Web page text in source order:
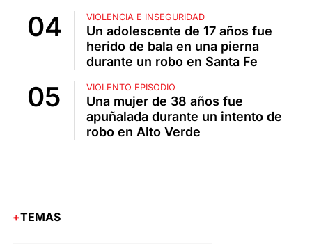
VIOLENCIA E INSEGURIDAD
Un adolescente de 17 años fue
herido de bala en una pierna
durante un robo en Santa Fe
VIOLENTO EPISODIO
Una mujer de 38 años fue
apuñalada durante un intento de
robo en Alto Verde
TEMAS